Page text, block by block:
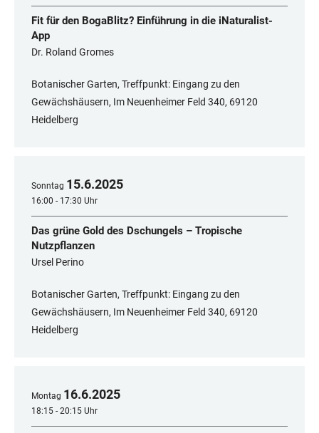
Fit für den BogaBlitz? Einführung in die iNaturalist-
App
Dr. Roland Gromes
Botanischer Garten, Treffpunkt: Eingang zu den
Gewächshäusern, Im Neuenheimer Feld 340, 69120
Heidelberg
Sonntag 15.6.2025
16:00 - 17:30 Uhr
Das grüne Gold des Dschungels – Tropische
Nutzpflanzen
Ursel Perino
Botanischer Garten, Treffpunkt: Eingang zu den
Gewächshäusern, Im Neuenheimer Feld 340, 69120
Heidelberg
Montag 16.6.2025
18:15 - 20:15 Uhr